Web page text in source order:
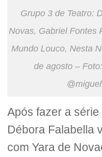
Grupo 3 de Teatro:
Novas, Gabriel Fontes
Mundo Louco, Nesta
de agosto –
Após fazer a série
Débora Falabella
com Yara de